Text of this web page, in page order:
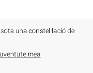
una constel·lació de
mea